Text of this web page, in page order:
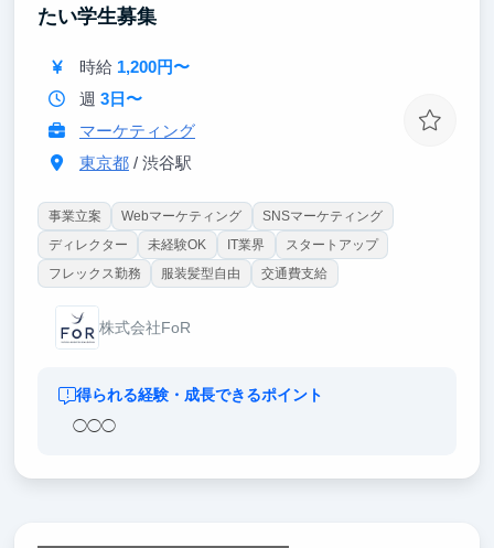
たい学生募集
時給 1,200円〜
週 3日〜
マーケティング
東京都/ 渋谷駅
事業立案 Webマーケティング
SNSマーケティング
ディレクター
未経験OK IT業界
スタートアップ
フレックス勤務
服装髪型自由 交通費支給
株式会社FoR
得られる経験・成長できるポイント
◯◯◯